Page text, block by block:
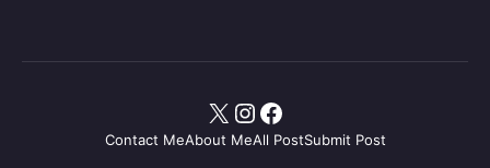
Contact MeAbout MeAll PostSubmit Post
X Instagram
Facebook